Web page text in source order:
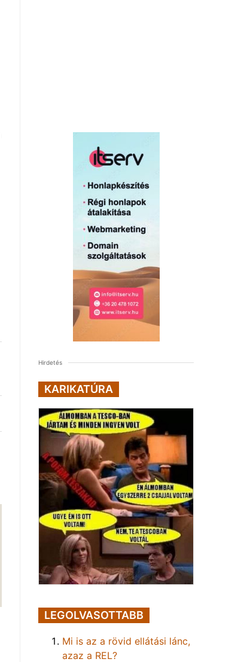
Hirdetés
KARIKATÚRA
LEGOLVASOTTABB
Mi is az a rövid ellátási lánc,
azaz a REL?